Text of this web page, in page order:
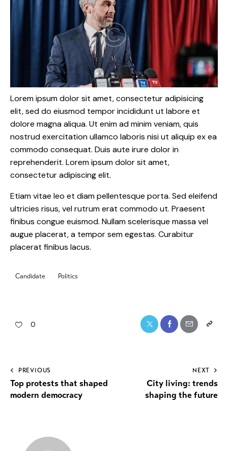
Lorem ipsum dolor sit amet, consectetur adipisicing
elit, sed do eiusmod tempor incididunt ut labore et
dolore magna aliqua. Ut enim ad minim veniam, quis
nostrud exercitation ullamco laboris nisi ut aliquip ex ea
commodo consequat. Duis aute irure dolor in
reprehenderit. Lorem ipsum dolor sit amet,
consectetur adipiscing elit.
Etiam vitae leo et diam pellentesque porta. Sed eleifend
ultricies risus, vel rutrum erat commodo ut. Praesent
finibus congue euismod. Nullam scelerisque massa vel
augue placerat, a tempor sem egestas. Curabitur
placerat finibus lacus.
Candidate Politics
0
PREVIOUS
Top protests that shaped
modern democracy
NEXT
City living: trends
shaping the future